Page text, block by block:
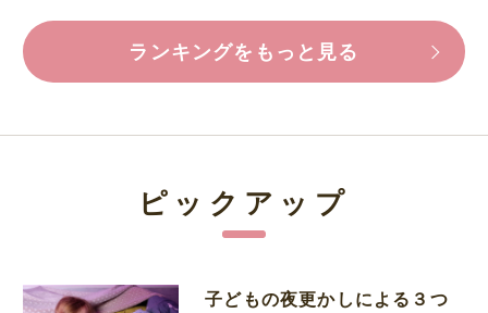
ランキングをもっと見る
ピックアップ
子どもの夜更かしによる３つ